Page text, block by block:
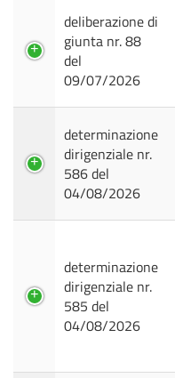
deliberazione di
giunta nr. 88
del
09/07/2026
determinazione
dirigenziale nr.
586 del
04/08/2026
determinazione
dirigenziale nr.
585 del
04/08/2026